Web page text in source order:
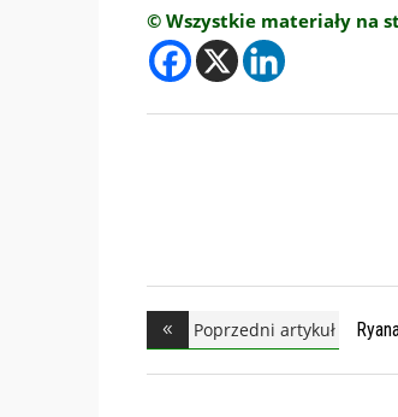
© Wszystkie materiały na
Poprzedni artykuł